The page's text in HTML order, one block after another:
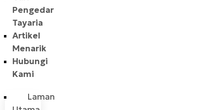
Pengedar
Tayaria
Artikel
Menarik
Hubungi
Kami
Laman